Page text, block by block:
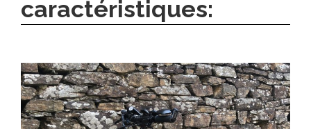
caractéristiques: